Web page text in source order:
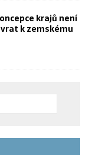
krajů není
k zemskému